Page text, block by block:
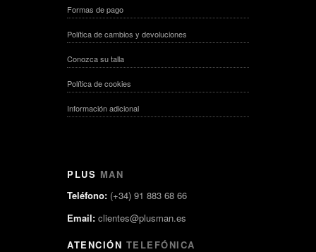
Formas de pago
Política de cambios y devoluciones
Conozca su talla
Política de cookies
Información adicional
PLUS MAN
Teléfono: (+34) 91 883 68 66
Email: clientes@plusman.es
ATENCIÓN TELEFÓNICA